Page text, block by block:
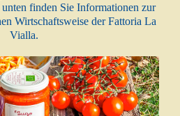
finden Sie Informationen zur
Wirtschaftsweise der Fattoria La
Vialla.